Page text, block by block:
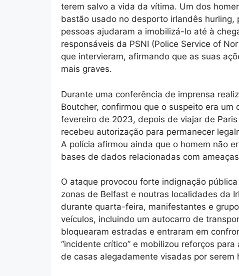
terem salvo a vida da vítima. Um dos
bastão usado no desporto irlandês
pessoas ajudaram a imobilizá-lo até à
responsáveis da PSNI (Police Service of
que intervieram, afirmando que as suas
mais graves.
Durante uma conferência de imprensa
Boutcher, confirmou que o suspeito era
fevereiro de 2023, depois de viajar de
recebeu autorização para permanecer
A polícia afirmou ainda que o homem não
bases de dados relacionadas com
O ataque provocou forte indignação
zonas de Belfast e noutras localidades da
durante quarta-feira, manifestantes e
veículos, incluindo um autocarro de
bloquearam estradas e entraram em
“incidente crítico” e mobilizou reforços
de casas alegadamente visadas por serem